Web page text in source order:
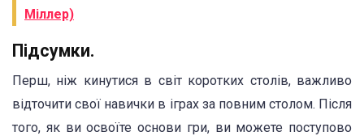
Міллер)
Підсумки.
Перш, ніж кинутися в світ коротких столів, важливо
відточити свої навички в іграх за повним столом. Після
того, як ви освоїте основи гри, ви можете поступово